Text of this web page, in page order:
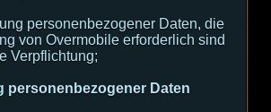
personenbezogener Daten, die
von Overmobile erforderlich sind
Verpflichtung;
personenbezogener Daten